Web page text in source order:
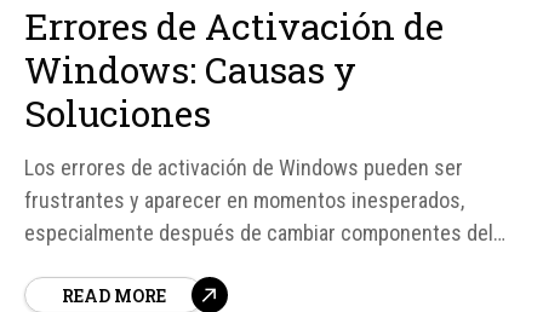
Errores de Activación de
Windows: Causas y
Soluciones
Los errores de activación de Windows pueden ser
frustrantes y aparecer en momentos inesperados,
especialmente después de cambiar componentes del
producto inválida. Sin embargo, la mayoría de estos
READ MORE